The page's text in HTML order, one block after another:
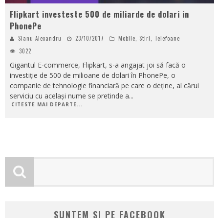
Flipkart investeste 500 de miliarde de dolari in
PhonePe
Sianu Alexandru 23/10/2017 Mobile, Stiri, Telefoane
3022
Gigantul E-commerce, Flipkart, s-a angajat joi să facă o
investiție de 500 de milioane de dolari în PhonePe, o
companie de tehnologie financiară pe care o deține, al cărui
serviciu cu același nume se pretinde a...
CITESTE MAI DEPARTE...
SUNTEM SI PE FACEBOOK